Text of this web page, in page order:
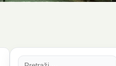
Pretraga: